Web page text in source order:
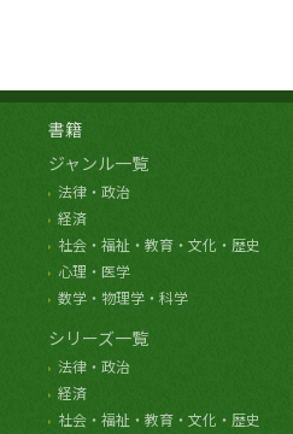
書籍
ジャンル一覧
法律・政治
経済
社会・福祉・教育・文化・歴史
心理・医学
数学・物理学・科学
シリーズ一覧
法律・政治
経済
社会・福祉・教育・文化・歴史